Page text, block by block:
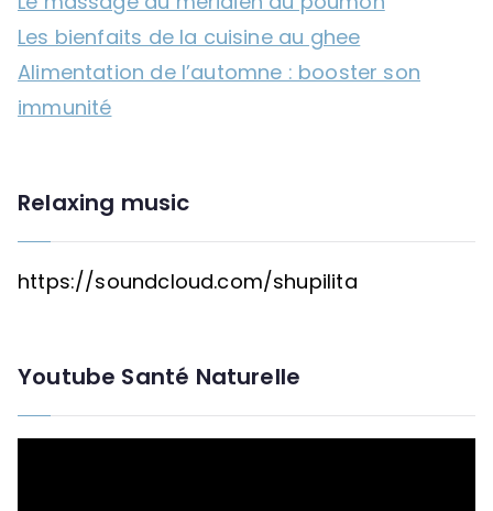
Les bienfaits de la cuisine au ghee
Alimentation de l’automne : booster son
immunité
Relaxing music
https://soundcloud.com/shupilita
Youtube Santé Naturelle